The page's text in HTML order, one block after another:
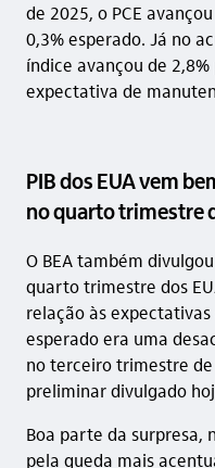
de 2025, o PCE
0,3% esperado. Já no
índice avançou de
expectativa de
PIB dos EUA vem
no quarto trimestre
O BEA também
quarto trimestre dos
relação às
esperado era uma
no terceiro trimestre
preliminar divulgado
Boa parte da surpresa,
pela queda mais